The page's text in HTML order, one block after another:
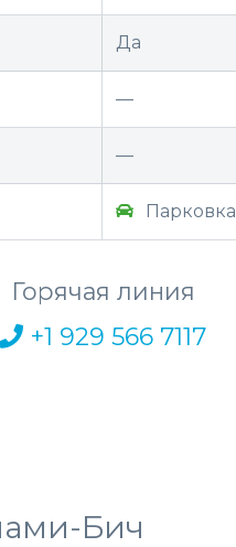
Да
—
—
Парковка
Горячая линия
+1 929 566 7117
Бич